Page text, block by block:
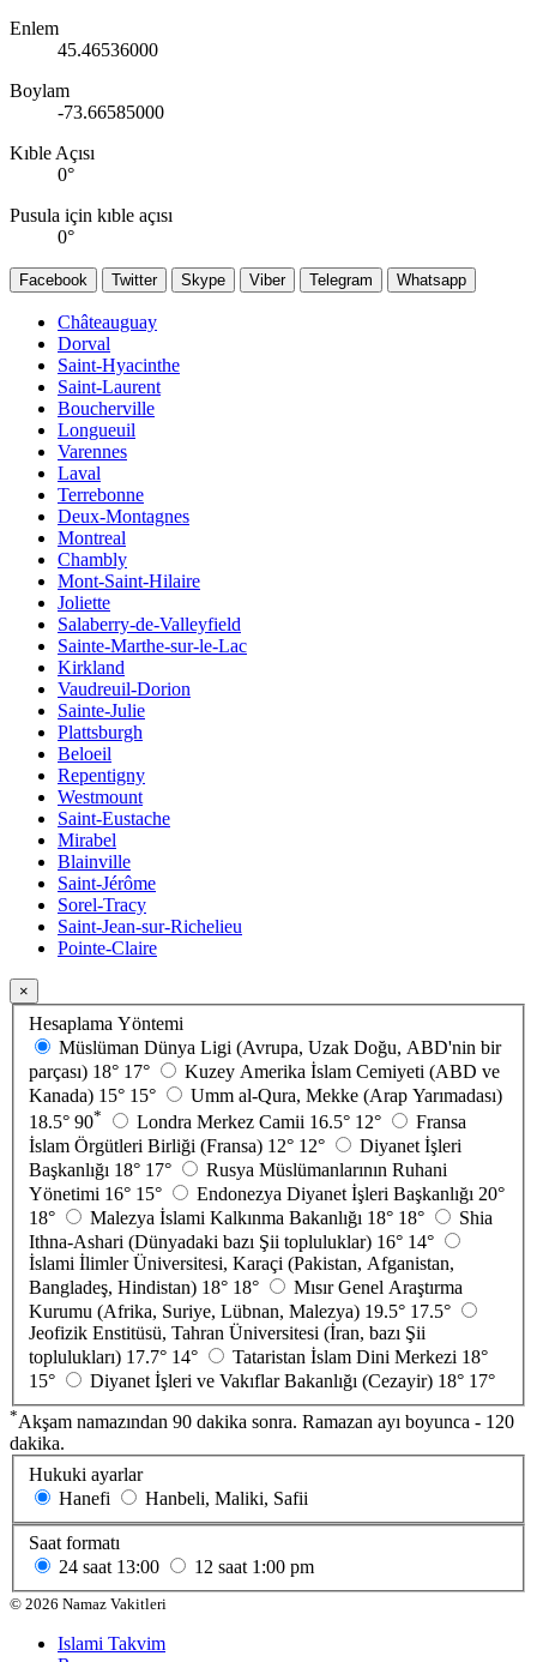
Enlem
45.46536000
Boylam
-73.66585000
Kıble Açısı
0°
Pusula için kıble açısı
0°
Facebook Twitter Skype Viber Telegram Whatsapp
Châteauguay
Dorval
Saint-Hyacinthe
Saint-Laurent
Boucherville
Longueuil
Varennes
Laval
Terrebonne
Deux-Montagnes
Montreal
Chambly
Mont-Saint-Hilaire
Joliette
Salaberry-de-Valleyfield
Sainte-Marthe-sur-le-Lac
Kirkland
Vaudreuil-Dorion
Sainte-Julie
Plattsburgh
Beloeil
Repentigny
Westmount
Saint-Eustache
Mirabel
Blainville
Saint-Jérôme
Sorel-Tracy
Saint-Jean-sur-Richelieu
Pointe-Claire
×
Hesaplama Yöntemi
Müslüman Dünya Ligi (Avrupa, Uzak Doğu, ABD'nin bir
parçası) 18° 17°
Kuzey Amerika İslam Cemiyeti (ABD ve
Kanada) 15° 15°
Umm al-Qura, Mekke (Arap Yarımadası)
18.5° 90* Londra Merkez Camii 16.5° 12°
Fransa
İslam Örgütleri Birliği (Fransa) 12° 12°
Diyanet İşleri
Başkanlığı 18° 17°
Rusya Müslümanlarının Ruhani
Yönetimi 16° 15° Endonezya Diyanet İşleri Başkanlığı 20°
18°
Malezya İslami Kalkınma Bakanlığı 18° 18°
Shia
Ithna-Ashari (Dünyadaki bazı Şii topluluklar) 16° 14°
İslami İlimler Üniversitesi, Karaçi (Pakistan, Afganistan,
Bangladeş, Hindistan) 18° 18°
Mısır Genel Araştırma
Kurumu (Afrika, Suriye, Lübnan, Malezya) 19.5° 17.5°
Jeofizik Enstitüsü, Tahran Üniversitesi (İran, bazı Şii
toplulukları) 17.7° 14° Tataristan İslam Dini Merkezi 18°
15°
Diyanet İşleri ve Vakıflar Bakanlığı (Cezayir) 18° 17°
*Akşam namazından 90 dakika sonra. Ramazan ayı boyunca - 120
dakika.
Hukuki ayarlar
Hanefi
Hanbeli, Maliki, Safii
Saat formatı
24 saat 13:00 12 saat 1:00 pm
© 2026 Namaz Vakitleri
Islami Takvim